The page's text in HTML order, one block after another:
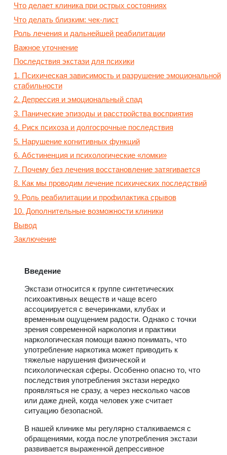
Что делает клиника при острых состояниях
Что делать близким: чек-лист
Роль лечения и дальнейшей реабилитации
Важное уточнение
Последствия экстази для психики
1. Психическая зависимость и разрушение эмоциональной
стабильности
2. Депрессия и эмоциональный спад
3. Панические эпизоды и расстройства восприятия
4. Риск психоза и долгосрочные последствия
5. Нарушение когнитивных функций
6. Абстиненция и психологические «ломки»
7. Почему без лечения восстановление затягивается
8. Как мы проводим лечение психических последствий
9. Роль реабилитации и профилактика срывов
10. Дополнительные возможности клиники
Вывод
Заключение
Введение
Экстази относится к группе синтетических
психоактивных веществ и чаще всего
ассоциируется с вечеринками, клубах и
временным ощущением радости. Однако с точки
зрения современной наркология и практики
наркологическая помощи важно понимать, что
употребление наркотика может приводить к
тяжелые нарушения физической и
психологическая сферы. Особенно опасно то, что
последствия употребления экстази нередко
проявляться не сразу, а через несколько часов
или даже дней, когда человек уже считает
ситуацию безопасной.
В нашей клинике мы регулярно сталкиваемся с
обращениями, когда после употребления экстази
развивается выраженной депрессивное